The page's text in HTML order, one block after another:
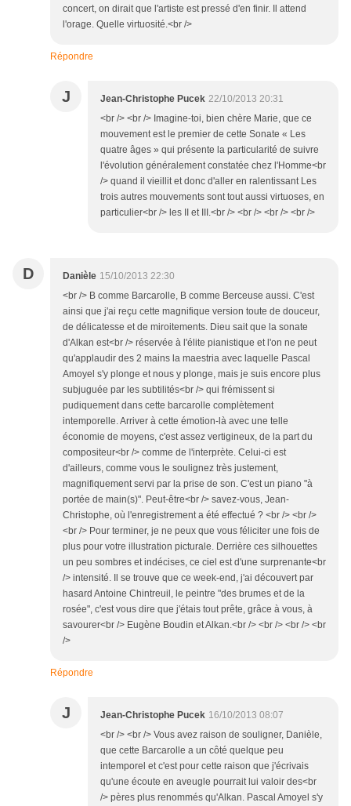
concert, on dirait que l'artiste est pressé d'en finir. Il attend
l'orage. Quelle virtuosité.<br />
Répondre
J Jean-Christophe Pucek 22/10/2013 20:31
<br /> <br /> Imagine-toi, bien chère Marie, que ce
mouvement est le premier de cette Sonate « Les
quatre âges » qui présente la particularité de suivre
l'évolution généralement constatée chez l'Homme<br
/> quand il vieillit et donc d'aller en ralentissant Les
trois autres mouvements sont tout aussi virtuoses, en
particulier<br /> les II et III.<br /> <br /> <br /> <br />
D Danièle 15/10/2013 22:30
<br /> B comme Barcarolle, B comme Berceuse aussi. C'est
ainsi que j'ai reçu cette magnifique version toute de douceur,
de délicatesse et de miroitements. Dieu sait que la sonate
d'Alkan est<br /> réservée à l'élite pianistique et l'on ne peut
qu'applaudir des 2 mains la maestria avec laquelle Pascal
Amoyel s'y plonge et nous y plonge, mais je suis encore plus
subjuguée par les subtilités<br /> qui frémissent si
pudiquement dans cette barcarolle complètement
intemporelle. Arriver à cette émotion-là avec une telle
économie de moyens, c'est assez vertigineux, de la part du
compositeur<br /> comme de l'interprète. Celui-ci est
d'ailleurs, comme vous le soulignez très justement,
magnifiquement servi par la prise de son. C'est un piano "à
portée de main(s)". Peut-être<br /> savez-vous, Jean-
Christophe, où l'enregistrement a été effectué ? <br /> <br />
<br /> Pour terminer, je ne peux que vous féliciter une fois de
plus pour votre illustration picturale. Derrière ces silhouettes
un peu sombres et indécises, ce ciel est d'une surprenante<br
/> intensité. Il se trouve que ce week-end, j'ai découvert par
hasard Antoine Chintreuil, le peintre "des brumes et de la
rosée", c'est vous dire que j'étais tout prête, grâce à vous, à
savourer<br /> Eugène Boudin et Alkan.<br /> <br /> <br /> <br
/>
Répondre
J Jean-Christophe Pucek 16/10/2013 08:07
<br /> <br /> Vous avez raison de souligner, Danièle,
que cette Barcarolle a un côté quelque peu
intemporel et c'est pour cette raison que j'écrivais
qu'une écoute en aveugle pourrait lui valoir des<br
/> pères plus renommés qu'Alkan. Pascal Amoyel s'y